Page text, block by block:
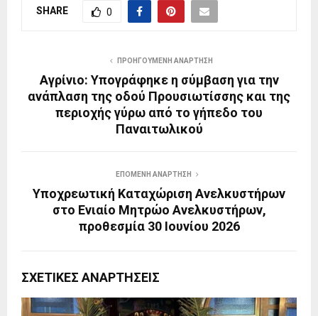
SHARE 0
ΠΡΟΗΓΟΎΜΕΝΗ ΑΝΆΡΤΗΣΗ
Αγρίνιο: Υπογράφηκε η σύμβαση για την
ανάπλαση της οδού Προυσιωτίσσης και της
περιοχής γύρω από το γήπεδο του
Παναιτωλικού
ΕΠΌΜΕΝΗ ΑΝΆΡΤΗΣΗ
Υποχρεωτική Καταχώριση Ανελκυστήρων
στο Ενιαίο Μητρώο Ανελκυστήρων,
προθεσμία 30 Ιουνίου 2026
ΣΧΕΤΙΚΈΣ ΑΝΑΡΤΉΣΕΙΣ